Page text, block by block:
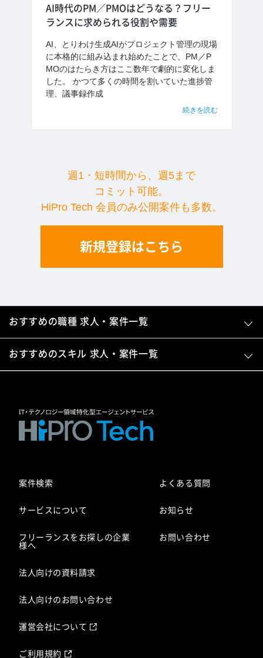
AI時代のPM／PMOはどうなる？フリー
ランスに求められる役割や需要
AI、とりわけ生成AIがプロジェクト管理の現場
に本格的に組み込まれ始めたことで、PM／P
MOのはたらき方はここ数年で劇的に変化しま
した。 かつて多くの時間を割いていた進捗管
理、議事録作成
続きを読む
週1・短時間から、週5まで
コミット可能。
HiPro Tech 会員のみ公開案件も多数。
新規登録はこちら
おすすめの職種 求人・案件一覧
おすすめのスキル 求人・案件一覧
案件検索
サービスについて
フリーランスをお探しの企業
様へ
法人向けの資料請求
法人向けのお問い合わせ
よくある質問
お知らせ
お問い合わせ
運営会社について
ご利用規約